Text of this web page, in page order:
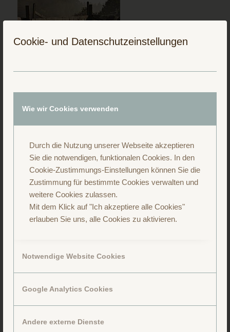
Cookie- und Datenschutzeinstellungen
Wie wir Cookies verwenden
Durch die Nutzung unserer Webseite akzeptieren
Sie die notwendigen, funktionalen Cookies. In den
Cookie-Zustimmungs-Einstellungen können Sie die
Zustimmung für bestimmte Cookies verwalten und
weitere Cookies zulassen.
Mit dem Klick auf "Ich akzeptiere alle Cookies"
erlauben Sie uns, alle Cookies zu aktivieren.
Notwendige Website Cookies
Google Analytics Cookies
Andere externe Dienste
Folge uns auf Facebook